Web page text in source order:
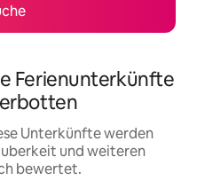
Ferienunterkünfte
Unterkünfte werden
und weiteren
bewertet.